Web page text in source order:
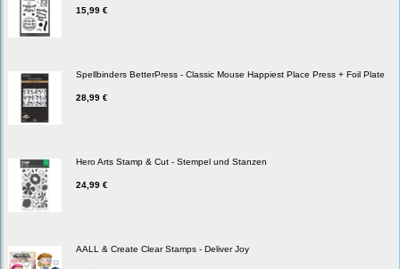
15,99 €
Spellbinders BetterPress - Classic Mouse Happiest Place Press + Foil Plate
28,99 €
Hero Arts Stamp & Cut - Stempel und Stanzen
24,99 €
AALL & Create Clear Stamps - Deliver Joy